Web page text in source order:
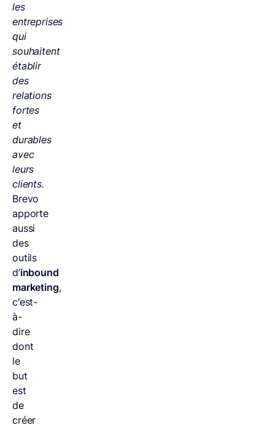
les
entreprises
qui
souhaitent
établir
des
relations
fortes
et
durables
avec
leurs
clients.
Brevo
apporte
aussi
des
outils
d’inbound
marketing,
c’est-
à-
dire
dont
le
but
est
de
créer